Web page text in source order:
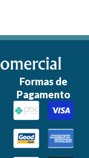
Formas de
Pagamento